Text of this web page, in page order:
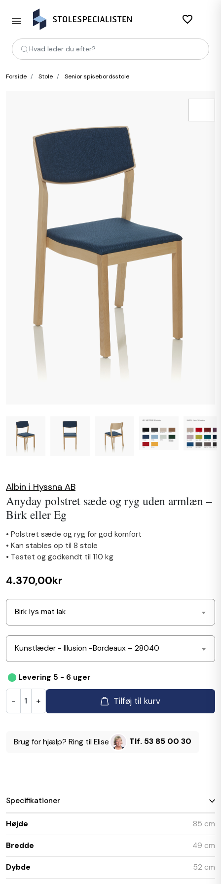
favorite_border
Hvad leder du efter?
Forside Stole Senior spisebordsstole
Albin i Hyssna AB
Anyday polstret sæde og ryg uden armlæn –
Birk eller Eg
• Polstret sæde og ryg for god komfort
• Kan stables op til 8 stole
• Testet og godkendt til 110 kg
4.370,00kr
Birk lys mat lak
Kunstlæder - Illusion -Bordeaux – 28040
•Levering 5 - 6 uger
- + Tilføj til kurv
Brug for hjælp? Ring til Elise Tlf. 53 85 00 30
Specifikationer
Højde 85 cm
Bredde 49 cm
Dybde 52 cm